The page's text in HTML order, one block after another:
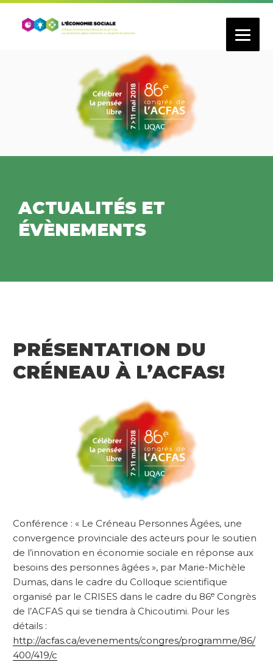
Aller
contenu
ACTUALITÉS ET
ÉVÈNEMENTS
PRÉSENTATION DU
CRÉNEAU À L’ACFAS!
Conférence : « Le Créneau Personnes Âgées, une
convergence provinciale des acteurs pour le soutien
de l’innovation en économie sociale en réponse aux
besoins des personnes âgées », par Marie-Michèle
Dumas, dans le cadre du Colloque scientifique
organisé par le CRISES dans le cadre du 86e Congrès
de l’ACFAS qui se tiendra à Chicoutimi. Pour les
détails :
http://acfas.ca/evenements/congres/programme/86/
400/419/c